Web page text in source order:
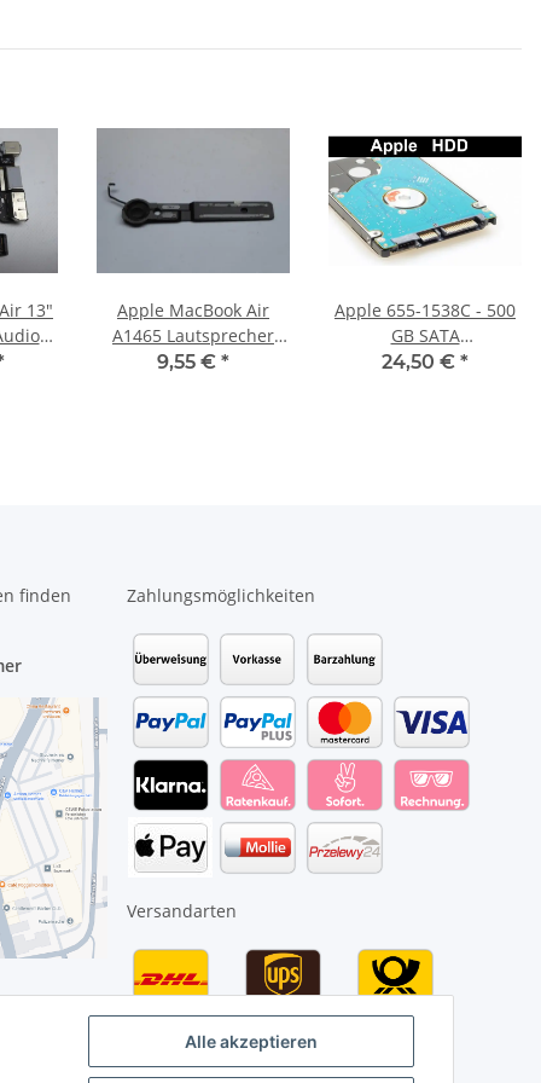
Alle akzeptieren
13"
Apple MacBook Air
A1465 Lautsprecher
Soundspeaker rechts
9,55 € *
Apple 655-1538C - 500
GB SATA
HDD/Festplatte
24,50 € *
finden
Zahlungsmöglichkeiten
Versandarten